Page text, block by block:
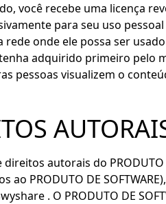
você recebe uma licença
para seu uso
rede onde ele possa ser
adquirido primeiro pelo
pessoas visualizem o
autorais do
ao PRODUTO DE
. O PRODUTO DE